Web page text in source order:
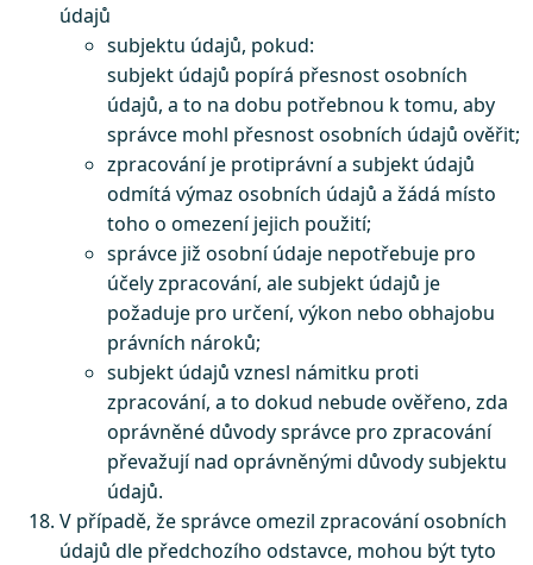
údajů
subjektu údajů, pokud:
subjekt údajů popírá přesnost osobních
údajů, a to na dobu potřebnou k tomu, aby
správce mohl přesnost osobních údajů ověřit;
zpracování je protiprávní a subjekt údajů
odmítá výmaz osobních údajů a žádá místo
toho o omezení jejich použití;
správce již osobní údaje nepotřebuje pro
účely zpracování, ale subjekt údajů je
požaduje pro určení, výkon nebo obhajobu
právních nároků;
subjekt údajů vznesl námitku proti
zpracování, a to dokud nebude ověřeno, zda
oprávněné důvody správce pro zpracování
převažují nad oprávněnými důvody subjektu
údajů.
V případě, že správce omezil zpracování osobních
údajů dle předchozího odstavce, mohou být tyto